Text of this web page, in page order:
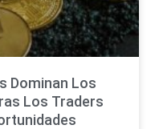
Dominan Los
Los Traders